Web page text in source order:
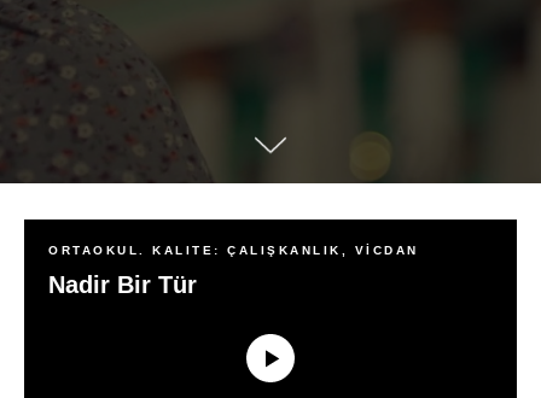
ORTAOKUL. KALITE: ÇALIŞKANLIK, VİCDAN
Nadir Bir Tür